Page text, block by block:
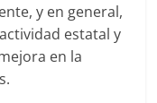
y en general,
estatal y
en la